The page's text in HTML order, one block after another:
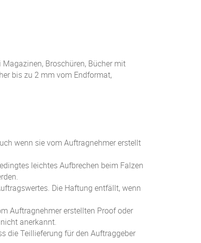
Broschüren, Bücher mit
bis zu 2 mm vom Endformat,
wenn sie vom Auftragnehmer erstellt
leichtes Aufbrechen beim Falzen
Die Haftung entfällt, wenn
Auftragnehmer erstellten Proof oder
anerkannt.
die Teillieferung für den Auftraggeber